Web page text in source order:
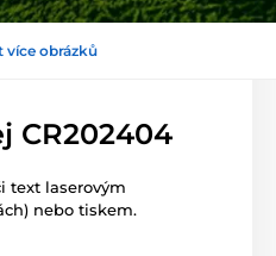
více obrázků
CR202404
text laserovým
nebo tiskem.